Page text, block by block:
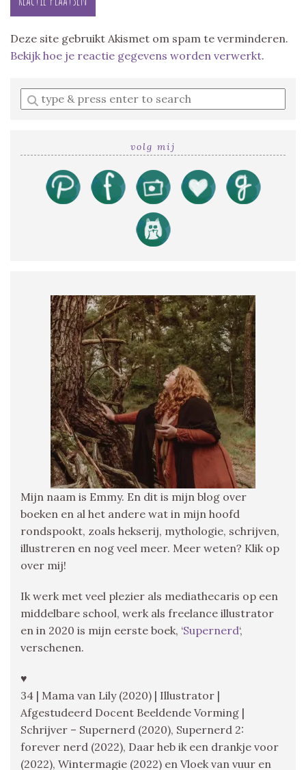
Deze site gebruikt Akismet om spam te verminderen.
Bekijk hoe je reactie gegevens worden verwerkt.
Enter
a
volg mij
Mijn naam is Emmy. En dit is mijn blog over
boeken en al het andere wat in mijn hoofd
rondspookt, zoals hekserij, mythologie, schrijven,
illustreren en nog veel meer. Meer weten? Klik op
over mij!
Ik werk met veel plezier als mediathecaris op een
middelbare school, werk als freelance illustrator
en in 2020 is mijn eerste boek, ‘Supernerd‘,
verschenen.
♥
34 | Mama van Lily (2020) | Illustrator |
Afgestudeerd Docent Beeldende Vorming |
Schrijver – Supernerd (2020), Supernerd 2:
forever nerd (2022), Daar heb ik een drankje voor
(2022), Wintermagie (2022) en Vloek van vuur en